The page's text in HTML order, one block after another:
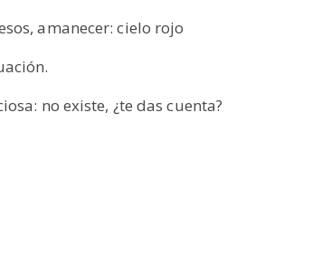
amanecer: cielo rojo
no existe, ¿te das cuenta?